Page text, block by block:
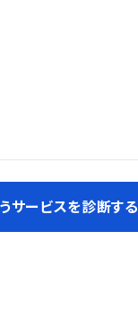
サービスを診断する